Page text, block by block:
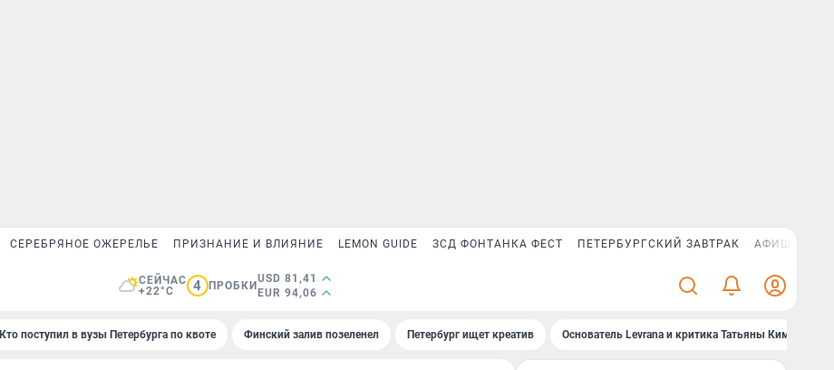
СЕРЕБРЯНОЕ ОЖЕРЕЛЬЕ ПРИЗНАНИЕ И ВЛИЯНИЕ LEMON GUIDE ЗСД ФОНТАНКА ФЕСТ ПЕТЕРБУРГСКИЙ ЗАВТРАК АФИША PLUS
СЕЙЧАС
+22°C
4 ПРОБКИ
USD 81,41
EUR 94,06
Кто поступил в вузы Петербурга по квоте Финский залив позеленел Петербург ищет креатив Основатель Levrana и критика Татьяны Ким